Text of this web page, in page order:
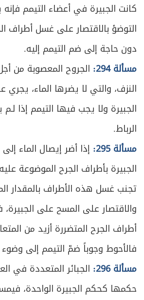
كانت الجبيرة في أعضاء التيمم
التوضؤ بالاقتصار على غسل أطراف
دون حاجة إلى ضم التيمم إليه.
مسألة 294:
الجروح المعصوبة من
النزف، والتي لا يضرها الماء، يجري
الجبيرة ولا يجب فيها التيمم إذا
الرباط.
مسألة 295:
إذا أضر إيصال الماء
الجبيرة بأطراف الجرح الموضوعة
تجنب غسل هذه الأطراف بالمقدار
والاقتصار على المسح على الجبيرة،
أطراف الجرح المتضررة أزيد من
فالأحوط وجوباً ضمّ التيمم إلى وضوء
مسألة 296:
الجبائر المتعددة في
حكمها كحكم الجبيرة الواحدة،
ص
448 المبحث الثالث ـ في الصوم
ص
454 المبحث الرابع ـ في المفطرات
461 المبحث الخامس ـ في الكفارة
ص
467 المبحث السادس ـ في الفدية
469
473 الفصل الثاني: في الاعتكاف
ص 475 المبحث الأول ـ في شرائط
478 المبحث الثاني ـ في ما يحرم
ص479 المبحث الثالث ـ في أحكام
ص 483 الباب الرابع: في الزكاة
485 الفصل الأول: ما تجب زكاته